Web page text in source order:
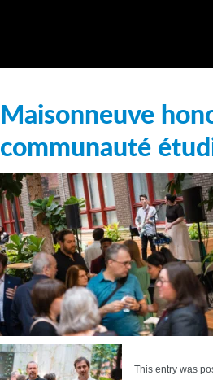
Maisonneuve
communauté
This entry was